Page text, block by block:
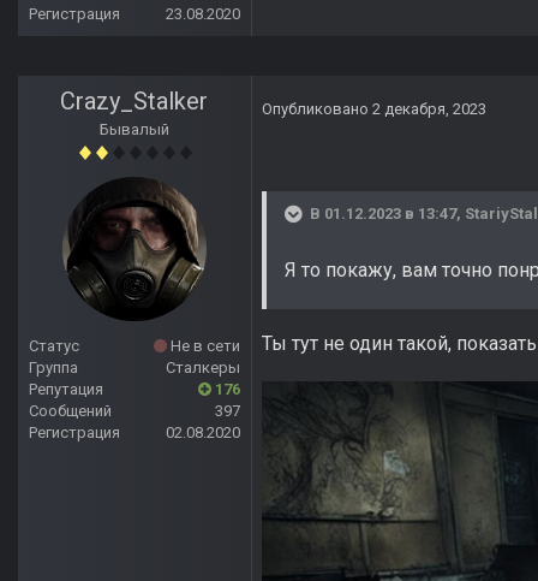
Регистрация
23.08.2020
Crazy_Stalker
Бывалый
Статус
Не в сети
Группа
Сталкеры
Репутация
176
Сообщений
397
Регистрация
02.08.2020
Опубликовано 2 декабря, 2023
В 01.12.2023 в 13:47,
Я то покажу, вам точно
Ты тут не один такой,